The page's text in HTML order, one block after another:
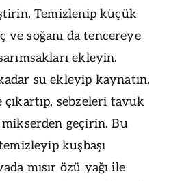
Temizlenip küçük
ve soğanı da tencereye
ekleyin.
su ekleyip kaynatın.
sebzeleri tavuk
geçirin. Bu
kuşbaşı
mısır özü yağı ile